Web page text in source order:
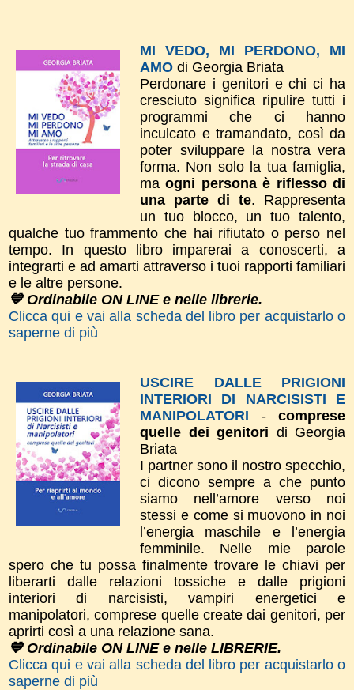
MI VEDO, MI PERDONO, MI
AMO di Georgia Briata
Perdonare i genitori e chi ci ha
cresciuto significa ripulire tutti i
programmi che ci hanno
inculcato e tramandato, così da
poter sviluppare la nostra vera
forma. Non solo la tuafamiglia,
maogni persona è riflesso di
una parte di te. Rappresenta
un tuo blocco, un tuo talento,
qualche tuo frammento che hai rifiutato o perso nel
tempo.
In questo libro imparerai a conoscerti, a
integrarti e ad amarti attraverso i tuoi rapporti familiari
e le altre persone.
💙 Ordinabile ON LINE e nelle librerie.
Clicca qui e vai alla scheda del libro per acquistarlo o
saperne di più
USCIRE DALLE PRIGIONI
INTERIORI DI NARCISISTI E
MANIPOLATORI
- comprese
quelle dei genitori di Georgia
Briata
I partner sono il nostro specchio,
ci dicono sempre a che punto
siamo nell’amore verso noi
stessi e come si muovono in noi
l’energia maschile e l’energia
femminile. Nelle mie parole
spero che tu possa finalmente trovare le chiavi per
liberarti dalle relazioni tossiche e dalle prigioni
interiori di narcisisti, vampiri energetici e
manipolatori, comprese quelle create dai genitori, per
aprirti così a una relazione sana.
💙 Ordinabile ON LINE e nelle LIBRERIE.
Clicca qui e vai alla scheda del libro per acquistarlo o
saperne di più